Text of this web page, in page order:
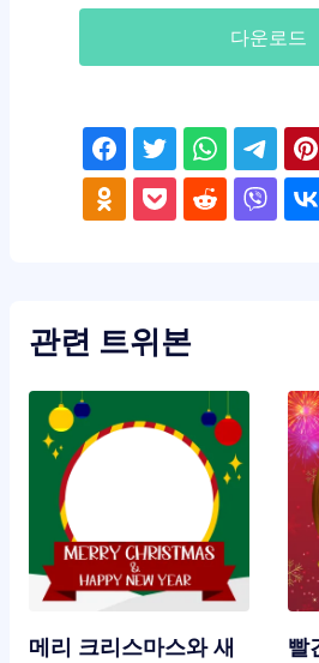
다운로드
관련 트위본
메리 크리스마스와 새 빨